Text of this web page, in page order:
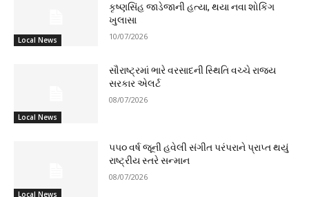
Local News
કૃષ્ણસિંહ જાડેજાની હત્યા, થયા નવા શોકિંગ
ખુલાસા
10/07/2026
Local News
સૌરાષ્ટ્રમાં ભારે વરસાદની સ્થિતિ વચ્ચે રાજ્ય
સરકાર એલર્ટ
08/07/2026
Local News
૫૫૦ વર્ષ જૂની હવેલી સંગીત પરંપરાને પ્રાપ્ત થયું
રાષ્ટ્રીય સ્તરે સન્માન
08/07/2026